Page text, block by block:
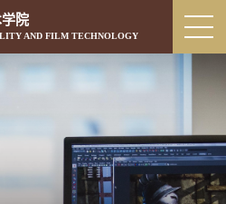
院
AND FILM TECHNOLOGY